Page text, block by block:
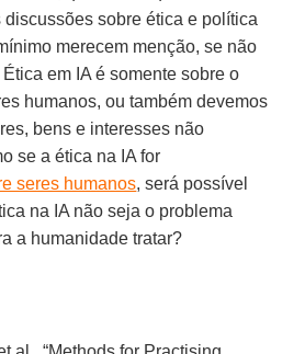
sobre ética e política
merecem menção, se não
em IA é somente sobre o
humanos, ou também devemos
bens e interesses não
se a ética na IA for
seres humanos, será possível
na IA não seja o problema
a humanidade tratar?